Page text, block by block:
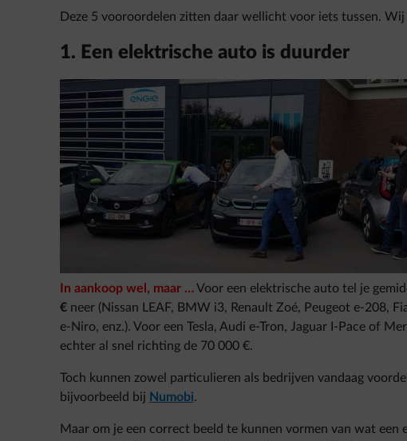
Deze 5 vooroordelen zitten daar wellicht voor iets tussen.
1. Een elektrische auto is duurder
In aankoop wel, maar …Voor een elektrische auto tel je
€ neer (Nissan LEAF, BMW i3, Renault Zoé, Peugeot e-208,
e-Niro, enz.). Voor een Tesla, Audi e-Tron, Jaguar I-Pace of
echter al snel richting de 70 000 €.
Toch kunnen zowel particulieren als bedrijven vandaag
bijvoorbeeld bij Numobi.
Maar om je een correct beeld te kunnen vormen van wat een